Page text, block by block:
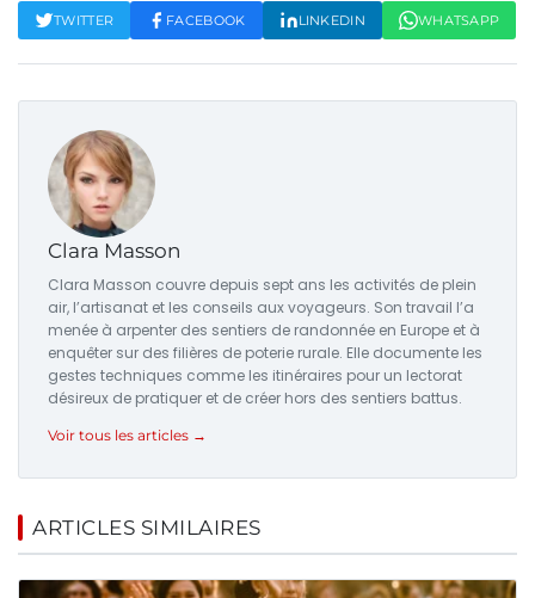
TWITTER FACEBOOK LINKEDIN WHATSAPP
Clara Masson
Clara Masson couvre depuis sept ans les activités de plein
air, l’artisanat et les conseils aux voyageurs. Son travail l’a
menée à arpenter des sentiers de randonnée en Europe et à
enquêter sur des filières de poterie rurale. Elle documente les
gestes techniques comme les itinéraires pour un lectorat
désireux de pratiquer et de créer hors des sentiers battus.
Voir tous les articles →
ARTICLES SIMILAIRES